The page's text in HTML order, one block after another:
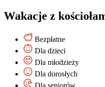
Wakacje z
Bezpłatne
Dla dzieci
Dla młodzieży
Dla dorosłych
Dla seniorów